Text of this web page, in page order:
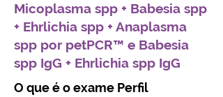
Micoplasma spp + Babesia spp
+ Ehrlichia spp + Anaplasma
spp por petPCR™ e Babesia
spp IgG + Ehrlichia spp IgG
O que é o exame Perfil